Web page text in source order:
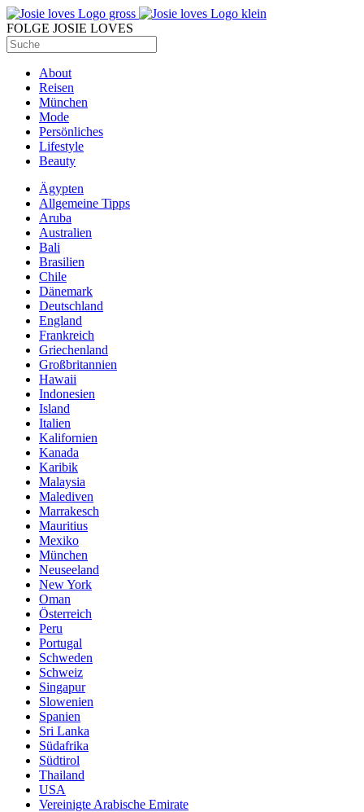
FOLGE JOSIE LOVES
About
Reisen
München
Mode
Persönliches
Lifestyle
Beauty
Ägypten
Allgemeine Tipps
Aruba
Australien
Bali
Brasilien
Chile
Dänemark
Deutschland
England
Frankreich
Griechenland
Großbritannien
Hawaii
Indonesien
Island
Italien
Kalifornien
Kanada
Karibik
Malaysia
Malediven
Marrakesch
Mauritius
Mexiko
München
Neuseeland
New York
Oman
Österreich
Peru
Portugal
Schweden
Schweiz
Singapur
Slowenien
Spanien
Sri Lanka
Südafrika
Südtirol
Thailand
USA
Vereinigte Arabische Emirate